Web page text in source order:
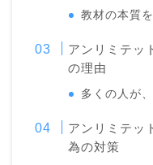
教材の本質
アンリミテッ
の理由
多くの人が
アンリミテッ
為の対策